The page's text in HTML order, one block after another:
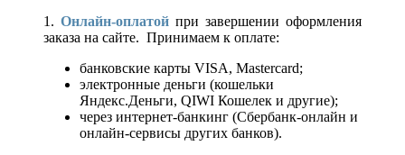
1. Онлайн-оплатой при завершении оформления
заказа на сайте. Принимаем к оплате:
банковские карты VISA, Mastercard;
электронные деньги (кошельки
Яндекс.Деньги, QIWI Кошелек и другие);
через интернет-банкинг (Сбербанк-онлайн и
онлайн-сервисы других банков).